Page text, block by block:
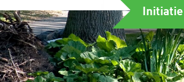
Initiatie